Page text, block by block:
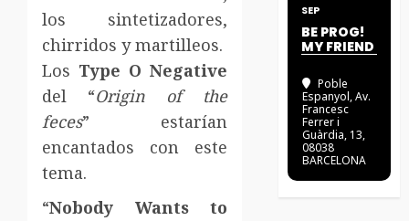
los sintetizadores,
chirridos y martilleos.
Los Type O Negative
del “Origin of the
feces” estarían
encantados con este
tema.
“Nobody Wants to
SEP
BE PROG!
MY FRIEND
Poble
Espanyol, Av.
Francesc
Ferrer i
Guàrdia, 13,
08038
BARCELONA